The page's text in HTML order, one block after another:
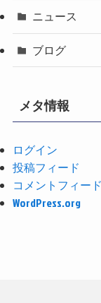
ニュース
ブログ
メタ情報
ログイン
投稿フィード
コメントフィード
WordPress.org